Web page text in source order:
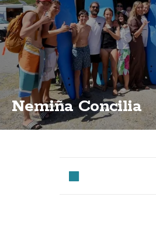
Nemiña Concilia